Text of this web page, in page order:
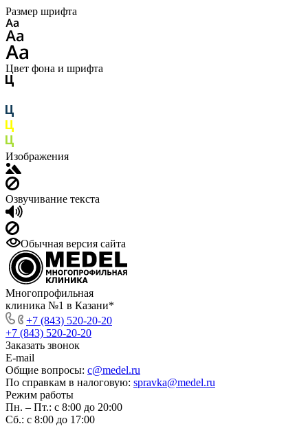
Размер шрифта
Цвет фона и шрифта
Изображения
Озвучивание текста
Обычная версия сайта
Многопрофильная
клиника №1 в Казани*
+7 (843) 520-20-20
+7 (843) 520-20-20
Заказать звонок
E-mail
Общие вопросы: c@medel.ru
По справкам в налоговую: spravka@medel.ru
Режим работы
Пн. – Пт.: с 8:00 до 20:00
Сб.: с 8:00 до 17:00